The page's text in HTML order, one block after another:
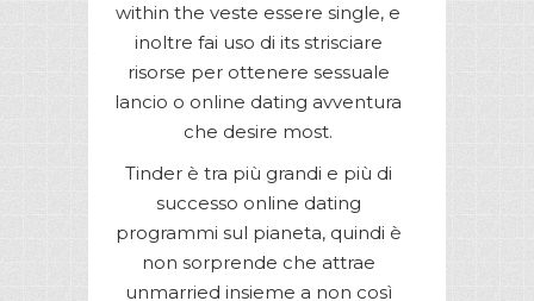
within the veste essere single, e
inoltre fai uso di its strisciare
risorse per ottenere sessuale
lancio o online dating avventura
che desire most.
Tinder è tra più grandi e più di
successo online dating
programmi sul pianeta, quindi è
non sorprende che attrae
unmarried insieme a non così